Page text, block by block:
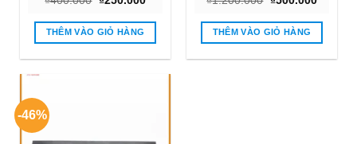
là:
₫400.000.
tại
₫250.000.
THÊM VÀO GIỎ HÀNG
là:
₫1.200.000.
tại
THÊM VÀO GIỎ HÀNG
-46%